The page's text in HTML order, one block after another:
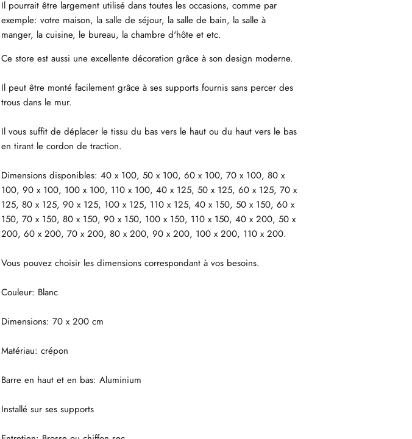
Il pourrait être largement utilisé dans toutes les occasions, comme par
exemple: votre maison, la salle de séjour, la salle de bain, la salle à
manger, la cuisine, le bureau, la chambre d'hôte et etc.
Ce store est aussi une excellente décoration grâce à son design moderne.
Il peut être monté facilement grâce à ses supports fournis sans percer des
trous dans le mur.
Il vous suffit de déplacer le tissu du bas vers le haut ou du haut vers le bas
en tirant le cordon de traction.
Dimensions disponibles: 40 x 100, 50 x 100, 60 x 100, 70 x 100, 80 x
100, 90 x 100, 100 x 100, 110 x 100, 40 x 125, 50 x 125, 60 x 125, 70 x
125, 80 x 125, 90 x 125, 100 x 125, 110 x 125, 40 x 150, 50 x 150, 60 x
150, 70 x 150, 80 x 150, 90 x 150, 100 x 150, 110 x 150, 40 x 200, 50 x
200, 60 x 200, 70 x 200, 80 x 200, 90 x 200, 100 x 200, 110 x 200.
Vous pouvez choisir les dimensions correspondant à vos besoins.
Couleur: Blanc
Dimensions: 70 x 200 cm
Matériau: crépon
Barre en haut et en bas: Aluminium
Installé sur ses supports